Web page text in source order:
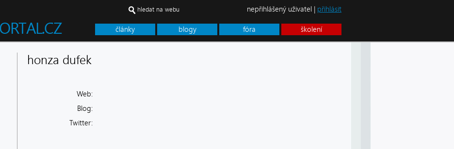
články blogy fóra školení
hledat na webu nepřihlášený uživatel | přihlásit
honza dufek
Web:
Blog:
Twitter: